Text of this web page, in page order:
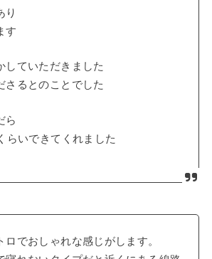
り
す
していただきました
さるとのことでした
ら
らいできてくれました
ロでおしゃれな感じがします。